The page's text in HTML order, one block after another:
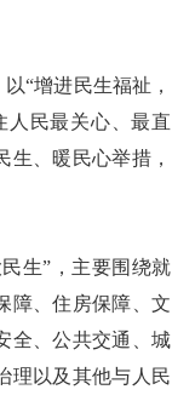
“增进民生福祉，
人民最关心、最直
生、暖民心举措，
生”，主要围绕就
障、住房保障、文
全、公共交通、城
理以及其他与人民